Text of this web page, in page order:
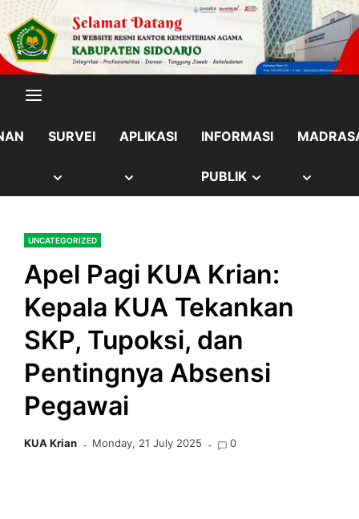
content
Skip
to
content
SURVEI APLIKASI INFORMASI
PUBLIK SHOW
UNCATEGORIZED
Apel Pagi KUA Krian:
Kepala KUA Tekankan
SKP, Tupoksi, dan
Pentingnya Absensi
Pegawai
KUA Krian Monday, 21 July 2025 0